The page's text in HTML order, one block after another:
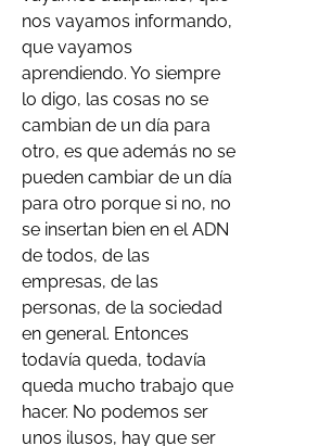
nos vayamos informando,
que vayamos
aprendiendo. Yo siempre
lo digo, las cosas no se
cambian de un día para
otro, es que además no se
pueden cambiar de un día
para otro porque si no, no
se insertan bien en el ADN
de todos, de las
empresas, de las
personas, de la sociedad
en general. Entonces
todavía queda, todavía
queda mucho trabajo que
hacer. No podemos ser
unos ilusos, hay que ser